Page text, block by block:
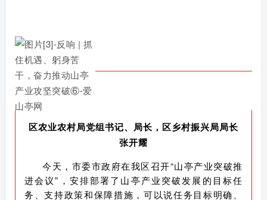
区农业农村局党组书记、局长，区乡村振兴局局长
张开耀
今天，市委市政府在我区召开“山亭产业突破推
进会议”，安排部署了山亭产业突破发展的目标任
务、支持政策和保障措施，可以说任务目标明确、